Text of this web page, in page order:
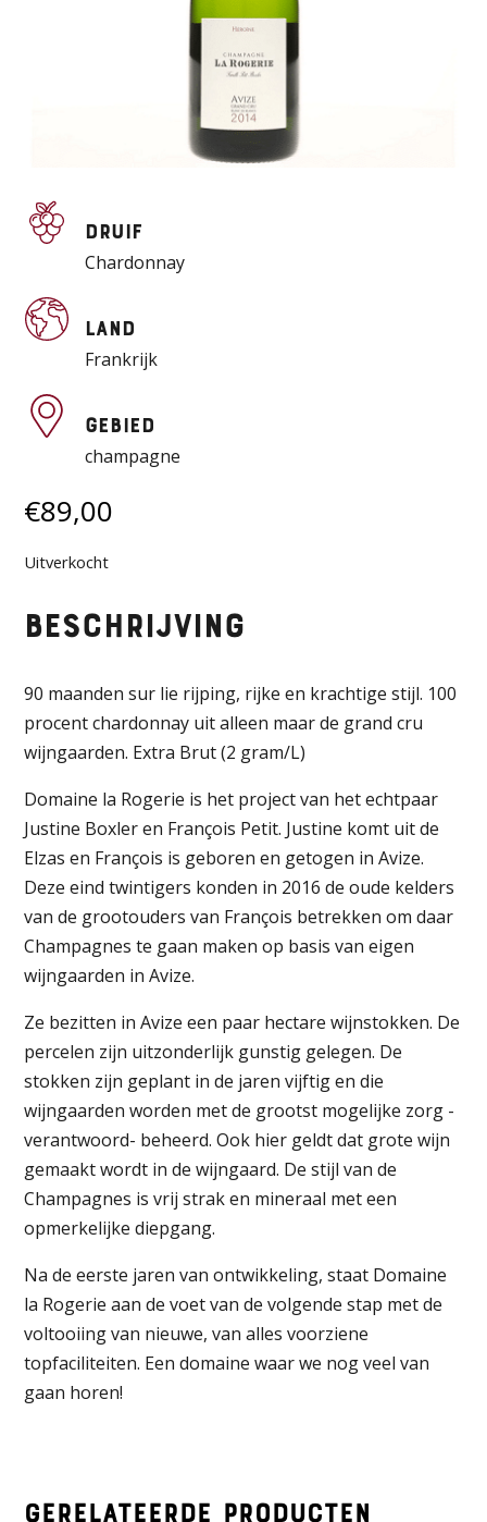
Druif
Chardonnay
Land
Frankrijk
Gebied
champagne
€89,00
Uitverkocht
Beschrijving
90 maanden sur lie rijping, rijke en krachtige stijl. 100
procent chardonnay uit alleen maar de grand cru
wijngaarden. Extra Brut (2 gram/L)
Domaine la Rogerie is het project van het echtpaar
Justine Boxler en François Petit. Justine komt uit de
Elzas en François is geboren en getogen in Avize.
Deze eind twintigers konden in 2016 de oude kelders
van de grootouders van François betrekken om daar
Champagnes te gaan maken op basis van eigen
wijngaarden in Avize.
Ze bezitten in Avize een paar hectare wijnstokken. De
percelen zijn uitzonderlijk gunstig gelegen. De
stokken zijn geplant in de jaren vijftig en die
wijngaarden worden met de grootst mogelijke zorg -
verantwoord- beheerd. Ook hier geldt dat grote wijn
gemaakt wordt in de wijngaard. De stijl van de
Champagnes is vrij strak en mineraal met een
opmerkelijke diepgang.
Na de eerste jaren van ontwikkeling, staat Domaine
la Rogerie aan de voet van de volgende stap met de
voltooiing van nieuwe, van alles voorziene
topfaciliteiten. Een domaine waar we nog veel van
gaan horen!
Gerelateerde producten